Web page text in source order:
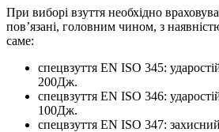
При виборі взуття необхідно
пов’язані, головним чином, з
саме:
спецвзуття EN ISO 345:
200Дж.
спецвзуття EN ISO 346:
100Дж.
спецвзуття EN ISO 347: